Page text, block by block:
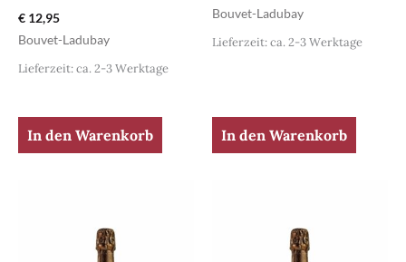
€ 12,95
Bouvet-Ladubay
Lieferzeit: ca. 2-3 Werktage
In den Warenkorb
Bouvet-Ladubay
Lieferzeit: ca. 2-3 Werktage
In den Warenkorb